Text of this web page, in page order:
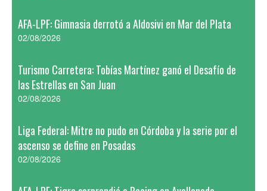
AFA-LPF: Gimnasia derrotó a Aldosivi en Mar del Plata
02/08/2026
Turismo Carretera: Tobías Martínez ganó el Desafío de
las Estrellas en San Juan
02/08/2026
Liga Federal: Mitre no pudo en Córdoba y la serie por el
ascenso se define en Posadas
02/08/2026